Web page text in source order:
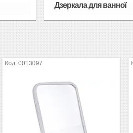
Дзеркала для ванної
0013097